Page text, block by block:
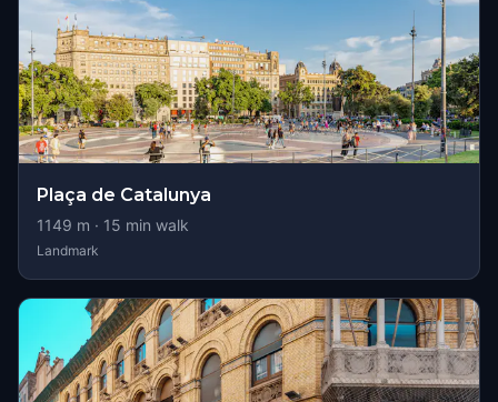
Plaça de Catalunya
1149 m · 15 min walk
Landmark